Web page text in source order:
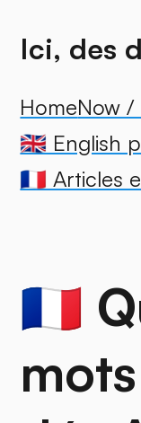
Ici, des
HomeNow /
🇬🇧 English
🇫🇷 Articles
🇫🇷